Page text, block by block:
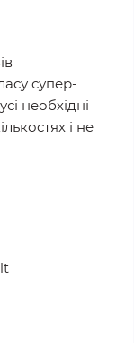
супер-
необхідні
і не